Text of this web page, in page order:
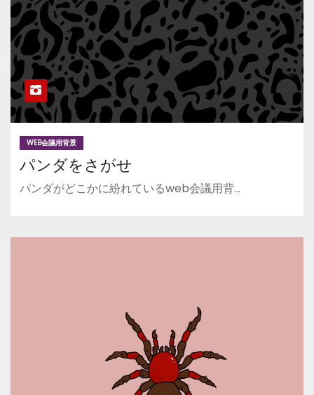
WEB会議用背景
パンダをさがせ
パンダがどこかに紛れているweb会議用背…